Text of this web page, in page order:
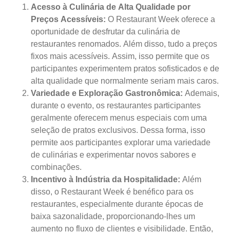
Acesso à Culinária de Alta Qualidade por
Preços Acessíveis: O Restaurant Week oferece a
oportunidade de desfrutar da culinária de
restaurantes renomados. Além disso, tudo a preços
fixos mais acessíveis. Assim, isso permite que os
participantes experimentem pratos sofisticados e de
alta qualidade que normalmente seriam mais caros.
Variedade e Exploração Gastronômica: Ademais,
durante o evento, os restaurantes participantes
geralmente oferecem menus especiais com uma
seleção de pratos exclusivos. Dessa forma, isso
permite aos participantes explorar uma variedade
de culinárias e experimentar novos sabores e
combinações.
Incentivo à Indústria da Hospitalidade: Além
disso, o Restaurant Week é benéfico para os
restaurantes, especialmente durante épocas de
baixa sazonalidade, proporcionando-lhes um
aumento no fluxo de clientes e visibilidade. Então,